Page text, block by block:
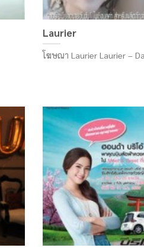
Laurier
โฆษณา Laurier Laurier –